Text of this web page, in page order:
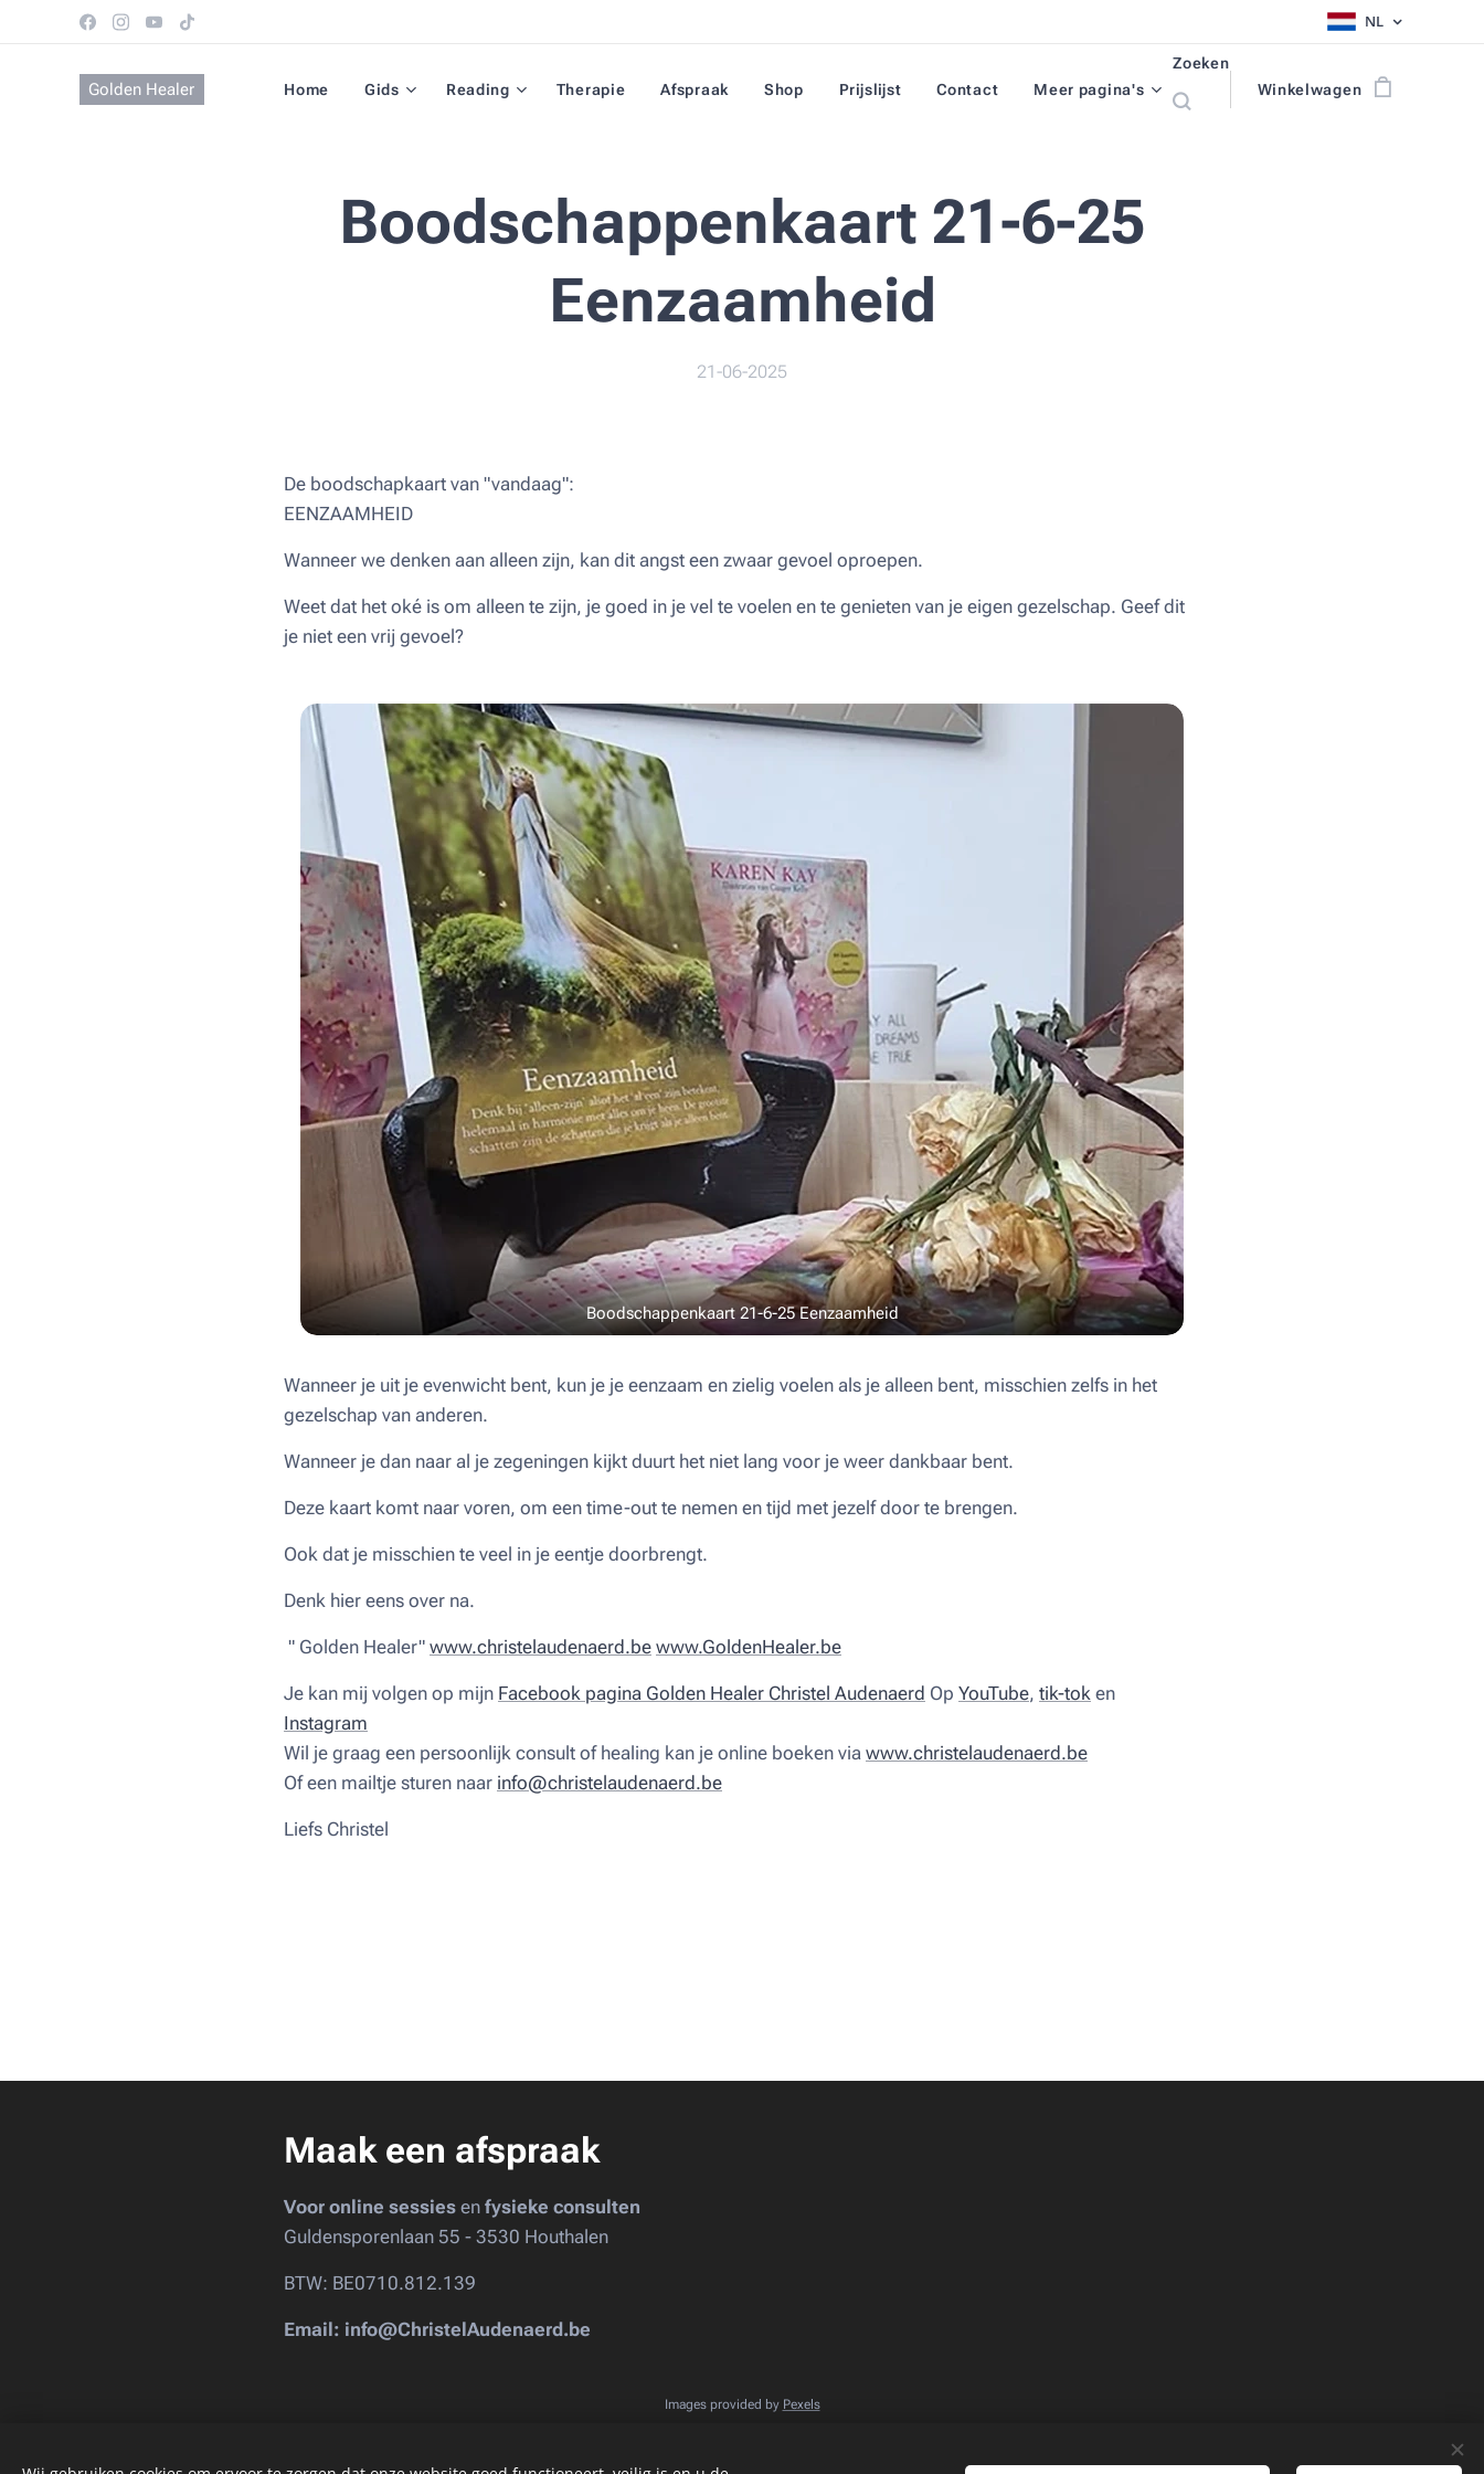
NL
Golden Healer Home Gids Reading Therapie Afspraak Shop Prijslijst Contact Meer pagina's
Zoeken
Winkelwagen
Boodschappenkaart 21-6-25
Eenzaamheid
21-06-2025
De boodschapkaart van "vandaag":
EENZAAMHEID
Wanneer we denken aan alleen zijn, kan dit angst een zwaar gevoel oproepen.
Weet dat het oké is om alleen te zijn, je goed in je vel te voelen en te genieten van je eigen gezelschap. Geef dit
je niet een vrij gevoel?
Boodschappenkaart 21-6-25 Eenzaamheid
Wanneer je uit je evenwicht bent, kun je je eenzaam en zielig voelen als je alleen bent, misschien zelfs in het
gezelschap van anderen.
Wanneer je dan naar al je zegeningen kijkt duurt het niet lang voor je weer dankbaar bent.
Deze kaart komt naar voren, om een time-out te nemen en tijd met jezelf door te brengen.
Ook dat je misschien te veel in je eentje doorbrengt.
Denk hier eens over na.
" Golden Healer" www.christelaudenaerd.be www.GoldenHealer.be
Je kan mij volgen op mijn Facebook pagina Golden Healer Christel Audenaerd Op YouTube, tik-tok en
Instagram
Wil je graag een persoonlijk consult of healing kan je online boeken via www.christelaudenaerd.be
Of een mailtje sturen naar info@christelaudenaerd.be
Liefs Christel ♥
Maak een afspraak
Voor online sessies en fysieke consulten
Guldensporenlaan 55 - 3530 Houthalen
BTW: BE0710.812.139
Email: info@ChristelAudenaerd.be
Images provided by Pexels